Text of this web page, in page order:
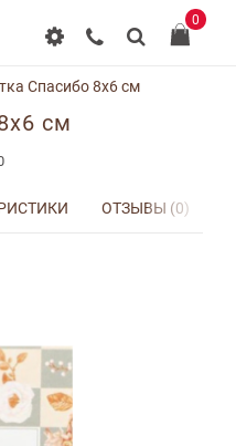
0
Спасибо 8x6 см
см
ОТЗЫВЫ (0)